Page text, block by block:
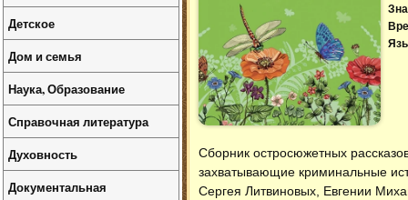
Сборник остросюжетных
захватывающие криминальные
Сергея Литвиновых, Евгении
Детское
Дом и семья
Наука, Образование
Справочная литература
Духовность
Документальная